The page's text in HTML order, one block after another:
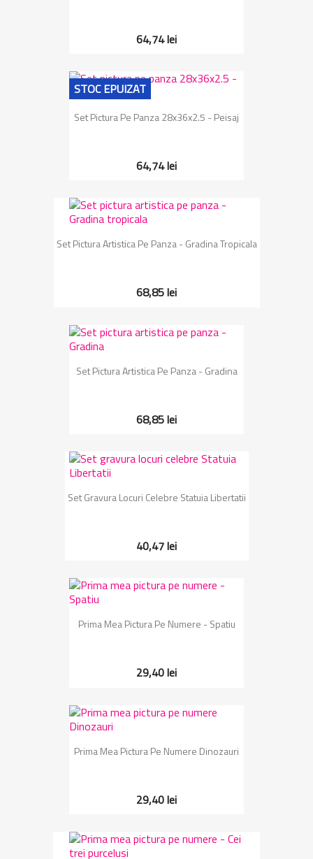
64,74 lei
Set Pictura Pe Panza 28x36x2.5 - Peisaj
64,74 lei
STOC EPUIZAT
Set Pictura Artistica Pe Panza - Gradina Tropicala
68,85 lei
Set Pictura Artistica Pe Panza - Gradina
68,85 lei
Set Gravura Locuri Celebre Statuia Libertatii
40,47 lei
Prima Mea Pictura Pe Numere - Spatiu
29,40 lei
Prima Mea Pictura Pe Numere Dinozauri
29,40 lei